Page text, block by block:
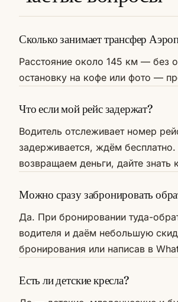
Сколько занимает трансфер
Расстояние около 145 км — без
остановку на кофе или фото —
Что если мой рейс задержат?
Водитель отслеживает номер
задерживается, ждём
возвращаем деньги, дайте знать
Можно сразу забронировать
Да. При бронировании туда-
водителя и даём небольшую
бронирования или написав в
Есть ли детские кресла?